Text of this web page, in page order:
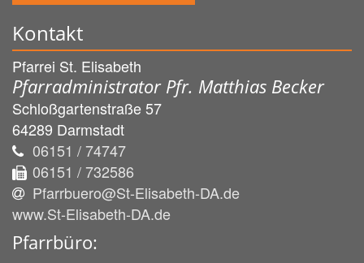
Kontakt
Pfarrei St. Elisabeth
Pfarradministrator Pfr. Matthias Becker
Schloßgartenstraße 57
64289 Darmstadt
06151 / 74747
06151 / 732586
Pfarrbuero@St-Elisabeth-DA.de
www.St-Elisabeth-DA.de
Pfarrbüro: